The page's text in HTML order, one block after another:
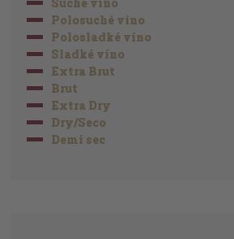
Polosuché víno
Polosladké víno
Sladké víno
Extra Brut
Brut
Extra Dry
Dry/Seco
Demi sec